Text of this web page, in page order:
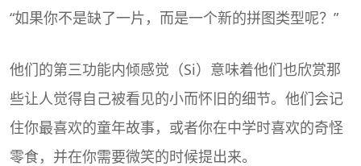
“如果你不是缺了一片，而是一个新的拼图类型呢？”
他们的第三功能内倾感觉（Si）意味着他们也欣赏那
些让人觉得自己被看见的小而怀旧的细节。他们会记
住你最喜欢的童年故事，或者你在中学时喜欢的奇怪
零食，并在你需要微笑的时候提出来。